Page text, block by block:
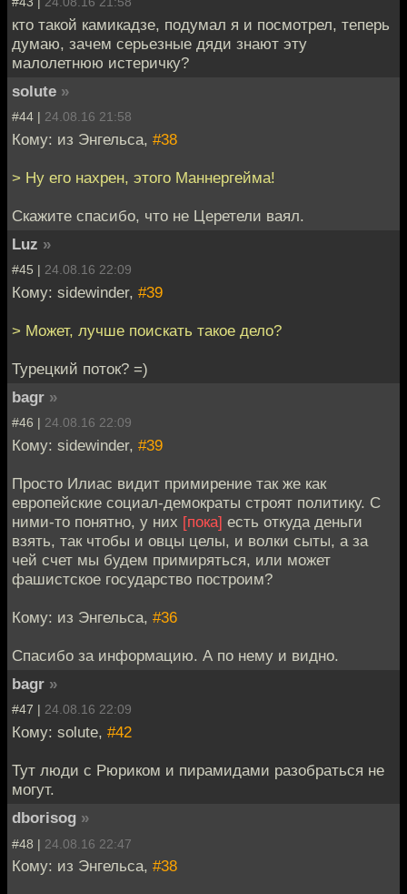
кто такой камикадзе, подумал я и посмотрел, теперь
думаю, зачем серьезные дяди знают эту
малолетнюю истеричку?
solute »
#44 | 24.08.16 21:58
Кому: из Энгельса, #38
> Ну его нахрен, этого Маннергейма!
Скажите спасибо, что не Церетели ваял.
Luz »
#45 | 24.08.16 22:09
Кому: sidewinder, #39
> Может, лучше поискать такое дело?
Турецкий поток? =)
bagr »
#46 | 24.08.16 22:09
Кому: sidewinder, #39
Просто Илиас видит примирение так же как
европейские социал-демократы строят политику. С
ними-то понятно, у них [пока] есть откуда деньги
взять, так чтобы и овцы целы, и волки сыты, а за
чей счет мы будем примиряться, или может
фашистское государство построим?
Кому: из Энгельса, #36
Спасибо за информацию. А по нему и видно.
bagr »
#47 | 24.08.16 22:09
Кому: solute, #42
Тут люди с Рюриком и пирамидами разобраться не
могут.
dborisog »
#48 | 24.08.16 22:47
Кому: из Энгельса, #38